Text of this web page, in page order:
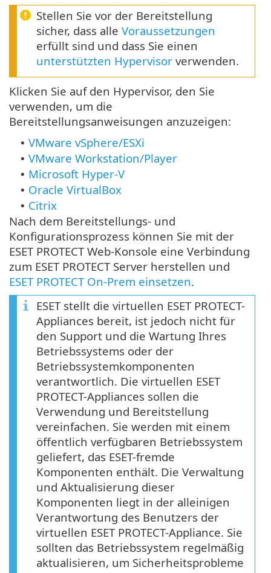
Stellen Sie vor der Bereitstellung
sicher, dass alle Voraussetzungen
erfüllt sind und dass Sie einen
unterstützten Hypervisor verwenden.
Klicken Sie auf den Hypervisor, den Sie
verwenden, um die
Bereitstellungsanweisungen anzuzeigen:
• VMware vSphere/ESXi
• VMware Workstation/Player
• Microsoft Hyper-V
• Oracle VirtualBox
• Citrix
Nach dem Bereitstellungs- und
Konfigurationsprozess können Sie mit der
ESET PROTECT Web-Konsole eine Verbindung
zum ESET PROTECT Server herstellen und
ESET PROTECT On-Prem einsetzen.
ESET stellt die virtuellen ESET PROTECT-
Appliances bereit, ist jedoch nicht für
den Support und die Wartung Ihres
Betriebssystems oder der
Betriebssystemkomponenten
verantwortlich. Die virtuellen ESET
PROTECT-Appliances sollen die
Verwendung und Bereitstellung
vereinfachen. Sie werden mit einem
öffentlich verfügbaren Betriebssystem
geliefert, das ESET-fremde
Komponenten enthält. Die Verwaltung
und Aktualisierung dieser
Komponenten liegt in der alleinigen
Verantwortung des Benutzers der
virtuellen ESET PROTECT-Appliance. Sie
sollten das Betriebssystem regelmäßig
aktualisieren, um Sicherheitsprobleme